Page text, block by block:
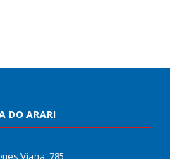
DO ARARI
Viana, 785